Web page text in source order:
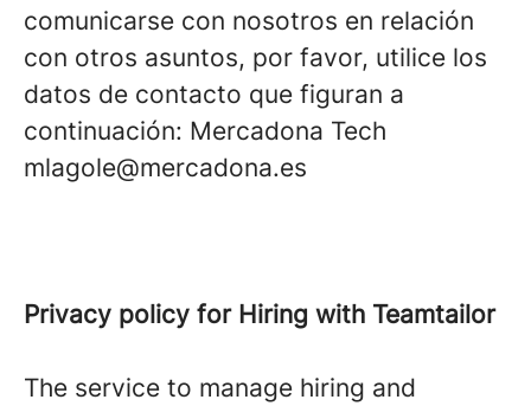
comunicarse con nosotros en relación
con otros asuntos, por favor, utilice los
datos de contacto que figuran a
continuación: Mercadona Tech
mlagole@mercadona.es
Privacy policy for Hiring with Teamtailor
The service to manage hiring and